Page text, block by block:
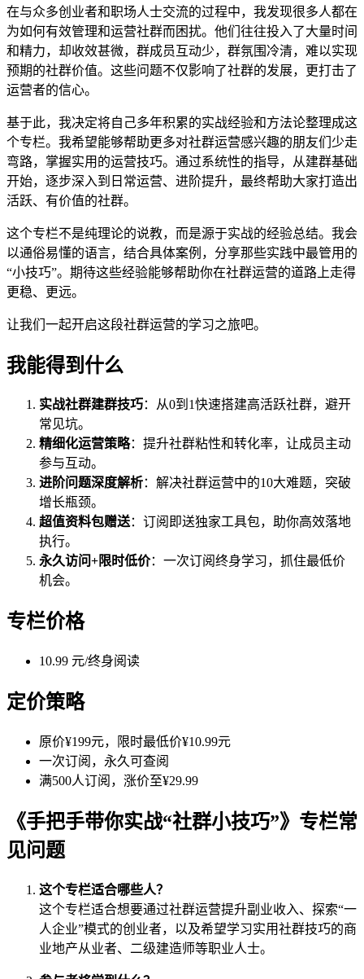
在与众多创业者和职场人士交流的过程中，我发现很多人都在
为如何有效管理和运营社群而困扰。他们往往投入了大量时间
和精力，却收效甚微，群成员互动少，群氛围冷清，难以实现
预期的社群价值。这些问题不仅影响了社群的发展，更打击了
运营者的信心。
基于此，我决定将自己多年积累的实战经验和方法论整理成这
个专栏。我希望能够帮助更多对社群运营感兴趣的朋友们少走
弯路，掌握实用的运营技巧。通过系统性的指导，从建群基础
开始，逐步深入到日常运营、进阶提升，最终帮助大家打造出
活跃、有价值的社群。
这个专栏不是纯理论的说教，而是源于实战的经验总结。我会
以通俗易懂的语言，结合具体案例，分享那些实践中最管用的
“小技巧”。期待这些经验能够帮助你在社群运营的道路上走得
更稳、更远。
让我们一起开启这段社群运营的学习之旅吧。
我能得到什么
实战社群建群技巧：从0到1快速搭建高活跃社群，避开
常见坑。
精细化运营策略：提升社群粘性和转化率，让成员主动
参与互动。
进阶问题深度解析：解决社群运营中的10大难题，突破
增长瓶颈。
超值资料包赠送：订阅即送独家工具包，助你高效落地
执行。
永久访问+限时低价：一次订阅终身学习，抓住最低价
机会。
专栏价格
10.99 元/终身阅读
定价策略
原价¥199元，限时最低价¥10.99元
一次订阅，永久可查阅
满500人订阅，涨价至¥29.99
《手把手带你实战“社群小技巧”》专栏常
见问题
这个专栏适合哪些人？
这个专栏适合想要通过社群运营提升副业收入、探索“一
人企业”模式的创业者，以及希望学习实用社群技巧的商
业地产从业者、二级建造师等职业人士。